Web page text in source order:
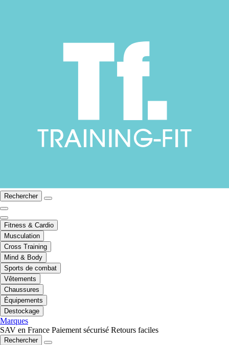
Rechercher
Fitness & Cardio
Musculation
Cross Training
Mind & Body
Sports de combat
Vêtements
Chaussures
Équipements
Destockage
Marques
SAV en France Paiement sécurisé Retours faciles
Rechercher